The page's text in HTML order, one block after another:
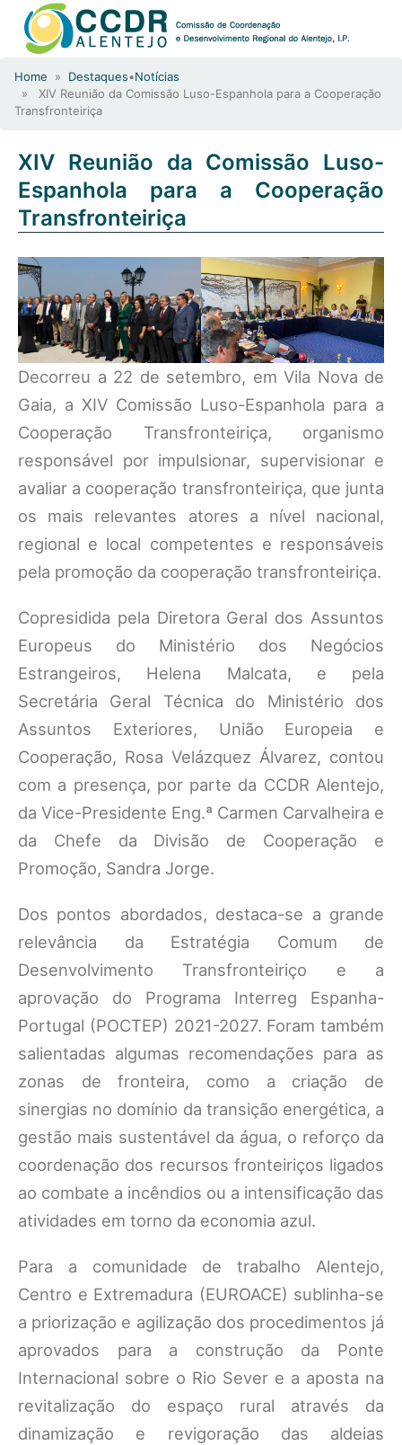
Home » Destaques•Notícias
» XIV Reunião da Comissão Luso-Espanhola para a Cooperação
Transfronteiriça
XIV Reunião da Comissão Luso-
Espanhola para a Cooperação
Transfronteiriça
Decorreu a 22 de setembro, em Vila Nova de
Gaia, a XIV Comissão Luso-Espanhola para a
Cooperação Transfronteiriça, organismo
responsável por impulsionar, supervisionar e
avaliar a cooperação transfronteiriça, que junta
os mais relevantes atores a nível nacional,
regional e local competentes e responsáveis
pela promoção da cooperação transfronteiriça.
Copresidida pela Diretora Geral dos Assuntos
Europeus do Ministério dos Negócios
Estrangeiros, Helena Malcata, e pela
Secretária Geral Técnica do Ministério dos
Assuntos Exteriores, União Europeia e
Cooperação, Rosa Velázquez Álvarez, contou
com a presença, por parte da CCDR Alentejo,
da Vice-Presidente Eng.ª Carmen Carvalheira e
da Chefe da Divisão de Cooperação e
Promoção, Sandra Jorge.
Dos pontos abordados, destaca-se a grande
relevância da Estratégia Comum de
Desenvolvimento Transfronteiriço e a
aprovação do Programa Interreg Espanha-
Portugal (POCTEP) 2021-2027. Foram também
salientadas algumas recomendações para as
zonas de fronteira, como a criação de
sinergias no domínio da transição energética, a
gestão mais sustentável da água, o reforço da
coordenação dos recursos fronteiriços ligados
ao combate a incêndios ou a intensificação das
atividades em torno da economia azul.
Para a comunidade de trabalho Alentejo,
Centro e Extremadura (EUROACE) sublinha-se
a priorização e agilização dos procedimentos já
aprovados para a construção da Ponte
Internacional sobre o Rio Sever e a aposta na
revitalização do espaço rural através da
dinamização e revigoração das aldeias